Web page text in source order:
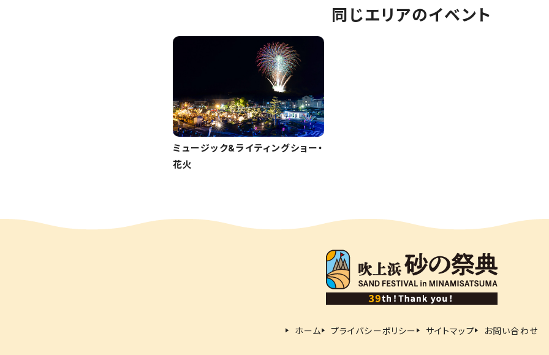
同じエリアのイベント
ミュージック&ライティングショー・
花火
ホーム プライバシーポリシー サイトマップ お問い合わせ